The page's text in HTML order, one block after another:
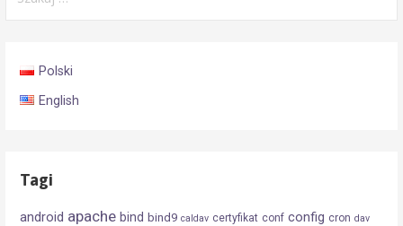
Polski
English
Tagi
android apache bind bind9 caldav certyfikat conf config cron dav